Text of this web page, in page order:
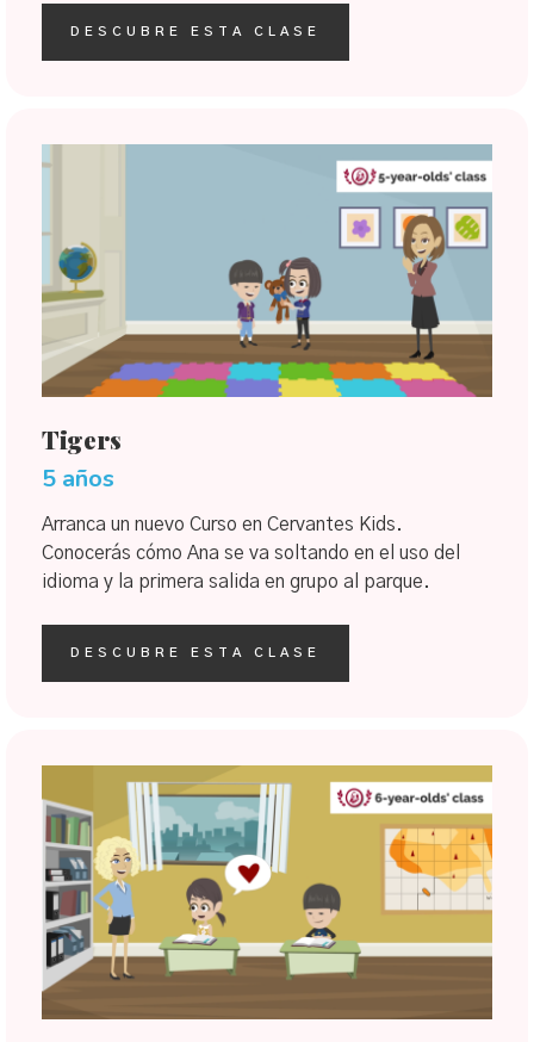
DESCUBRE ESTA CLASE
Tigers
5 años
Arranca un nuevo Curso en Cervantes Kids.
Conocerás cómo Ana se va soltando en el uso del
idioma y la primera salida en grupo al parque.
DESCUBRE ESTA CLASE